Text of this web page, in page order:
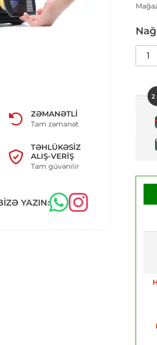
ZƏMANƏTLI
Tam zəmanət
TƏHLÜKƏSIZ
ALIŞ-VERIŞ
Tam güvənilir
YAZIN:
2